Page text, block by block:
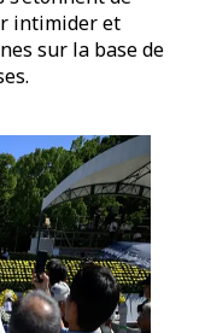
intimider et
sur la base de